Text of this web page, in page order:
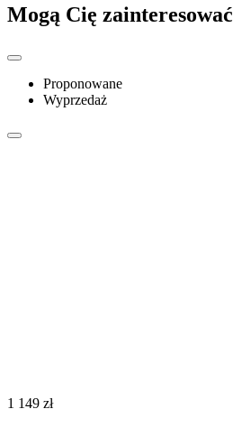
Mogą Cię zainteresować
Proponowane
Wyprzedaż
‍1 149‍ zł